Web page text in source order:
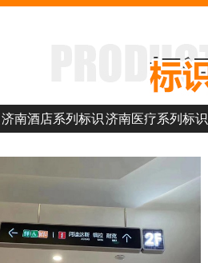
济南酒店系列标识济南医疗系列标识